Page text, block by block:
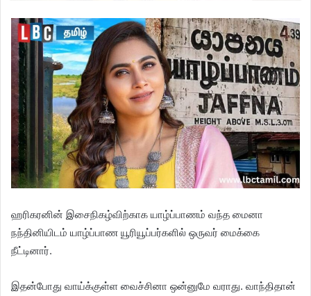
ஹரிகரனின் இசைநிகழ்விற்காக யாழ்ப்பாணம் வந்த மைனா
நந்தினியிடம் யாழ்ப்பாண யூரியூப்பர்களில் ஒருவர் மைக்கை
நீட்டினார்.
இதன்போது வாய்க்குள்ள வைச்சினா ஒன்னுமே வராது. வாந்திதான்